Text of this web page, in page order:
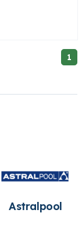
1
Astralpool